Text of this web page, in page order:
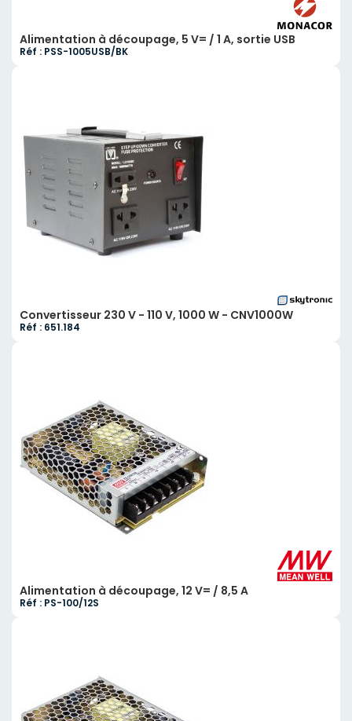
Alimentation à découpage, 5 V= / 1 A, sortie USB
Réf : PSS-1005USB/BK
Convertisseur 230 V - 110 V, 1000 W - CNV1000W
Réf : 651.184
Alimentation à découpage, 12 V= / 8,5 A
Réf : PS-100/12S